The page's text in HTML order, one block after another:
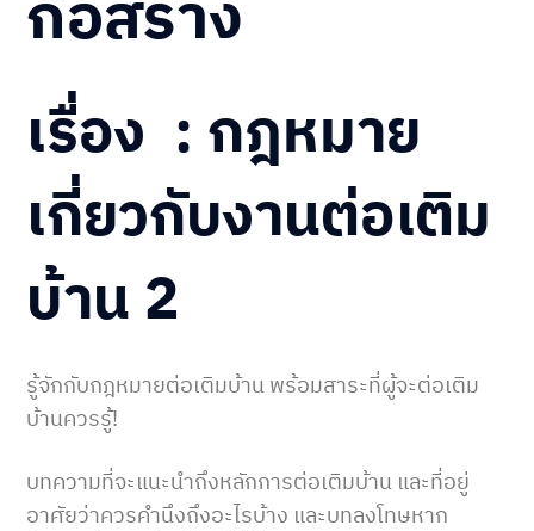
เรื่อง : กฎหมาย
เกี่ยวกับงานต่อเติม
บ้าน 2
รู้จักกับกฎหมายต่อเติมบ้าน พร้อมสาระที่ผู้จะต่อเติม
บ้านควรรู้!
บทความที่จะแนะนำถึงหลักการต่อเติมบ้าน และที่อยู่
อาศัยว่าควรคำนึงถึงอะไรบ้าง และบทลงโทษหาก